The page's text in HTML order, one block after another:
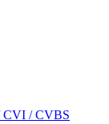
CVI / CVBS